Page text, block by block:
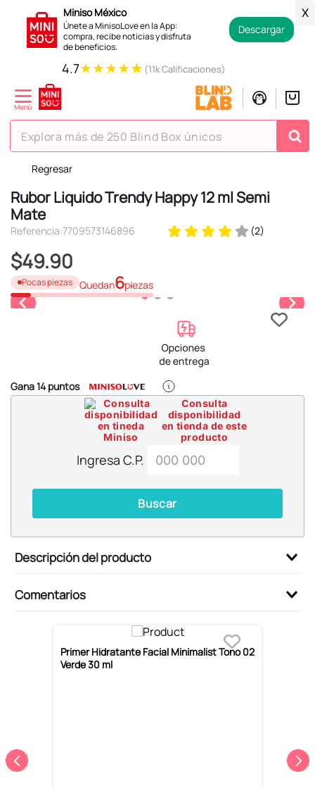
Miniso México
Únete a MinisoLove en la App:
compra, recibe noticias y disfruta
de beneficios.
Descargar
X
4.7★★★★★ (11k Calificaciones)
Explora más de 250 Blind Box únicos
Regresar
Rubor Liquido Trendy Happy 12 ml Semi
Mate
Referencia:7709573146896 (2)
$49.90
Pocas piezas Quedan6piezas
Gana14puntos
Consulta
disponibilidad
en tienda de este
producto
Ingresa C.P.
Buscar
Descripción del producto
Comentarios
Primer Hidratante Facial Minimalist Tono 02
Verde 30 ml
TÉRMINOS MÁS BUSCADOS
1.
hello kitty
2.
spiderman
4.
osito cariñosito
5.
blind box
9.
chiikawas